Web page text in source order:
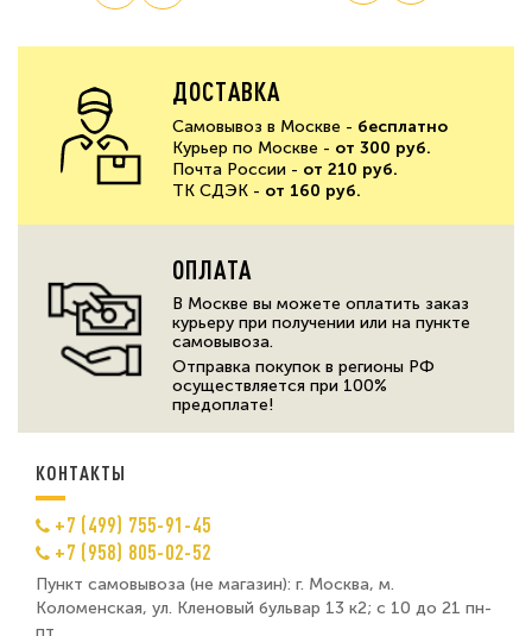
ДОСТАВКА
Самовывоз в Москве - бесплатно
Курьер по Москве - от 300 руб.
Почта России - от 210 руб.
ТК СДЭК - от 160 руб.
ОПЛАТА
В Москве вы можете оплатить заказ
курьеру при получении или на пункте
самовывоза.
Отправка покупок в регионы РФ
осуществляется при 100%
предоплате!
КОНТАКТЫ
+7 (499) 755-91-45
+7 (958) 805-02-52
Пункт самовывоза (не магазин): г. Москва, м.
Коломенская, ул. Кленовый бульвар 13 к2; с 10 до 21 пн-
пт